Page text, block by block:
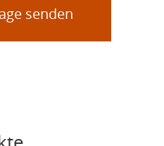
senden